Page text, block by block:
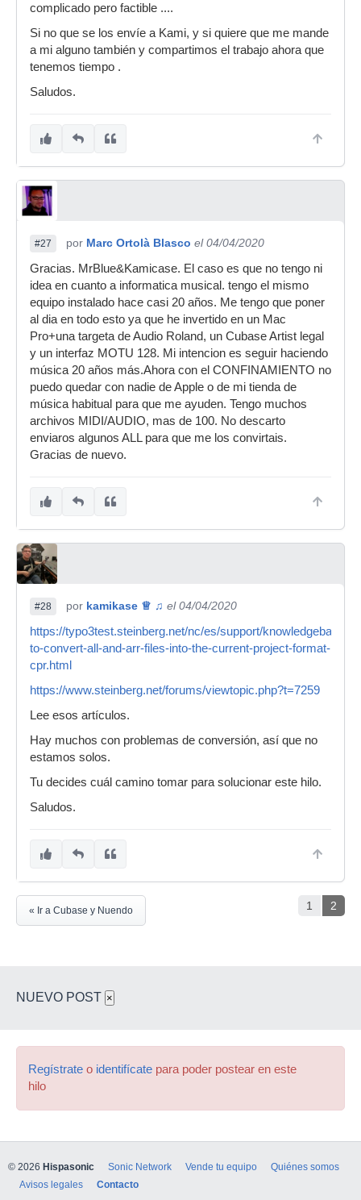
complicado pero factible ....
Si no que se los envíe a Kami, y si quiere que me mande
a mi alguno también y compartimos el trabajo ahora que
tenemos tiempo .
Saludos.
#27 por Marc Ortolà Blasco el 04/04/2020
Gracias. MrBlue&Kamicase. El caso es que no tengo ni
idea en cuanto a informatica musical. tengo el mismo
equipo instalado hace casi 20 años. Me tengo que poner
al dia en todo esto ya que he invertido en un Mac
Pro+una targeta de Audio Roland, un Cubase Artist legal
y un interfaz MOTU 128. Mi intencion es seguir haciendo
música 20 años más.Ahora con el CONFINAMIENTO no
puedo quedar con nadie de Apple o de mi tienda de
música habitual para que me ayuden. Tengo muchos
archivos MIDI/AUDIO, mas de 100. No descarto
enviaros algunos ALL para que me los convirtais.
Gracias de nuevo.
#28 por kamikase ♕ ♫ el 04/04/2020
https://typo3test.steinberg.net/nc/es/support/
to-convert-all-and-arr-files-into-the-current-project-format-
cpr.html
https://www.steinberg.net/forums/viewtopic.php?t=7259
Lee esos artículos.
Hay muchos con problemas de conversión, así que no
estamos solos.
Tu decides cuál camino tomar para solucionar este hilo.
Saludos.
1 2
« Ir a Cubase y Nuendo
NUEVO POST ×
Regístrate o identifícate para poder postear en este
hilo
© 2026 Hispasonic Sonic Network Vende tu equipo
Quiénes somos
Avisos legales
Contacto